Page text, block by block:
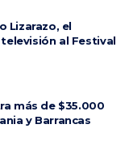
Lizarazo, el
al Festival
más de $35.000
y Barrancas